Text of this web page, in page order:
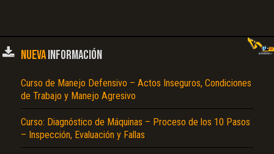
NUEVAINFORMACIÓN
Curso de Manejo Defensivo – Actos Inseguros, Condiciones
de Trabajo y Manejo Agresivo
Curso: Diagnóstico de Máquinas – Proceso de los 10 Pasos
– Inspección, Evaluación y Fallas